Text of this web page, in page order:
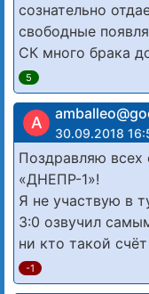
сознательно
свободные
СК много брака
5
A
30.09.2018
Поздравляю всех
«ДНЕПР-1»!
Я не участвую в
3:0 озвучил
ни кто такой
-1